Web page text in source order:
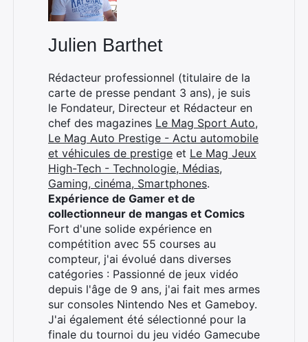
Julien Barthet
Rédacteur professionnel (titulaire de la
carte de presse pendant 3 ans), je suis
le Fondateur, Directeur et Rédacteur en
chef des magazines Le Mag Sport Auto,
Le Mag Auto Prestige - Actu automobile
et véhicules de prestige et Le Mag Jeux
High-Tech - Technologie, Médias,
Gaming, cinéma, Smartphones.
Expérience de Gamer et de
collectionneur de mangas et Comics
Fort d'une solide expérience en
compétition avec 55 courses au
compteur, j'ai évolué dans diverses
catégories : Passionné de jeux vidéo
depuis l'âge de 9 ans, j'ai fait mes armes
sur consoles Nintendo Nes et Gameboy.
J'ai également été sélectionné pour la
finale du tournoi du jeu vidéo Gamecube